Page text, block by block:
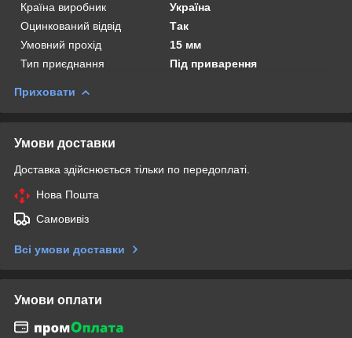
Країна виробник
Україна
Оцинкований відвід
Так
Умовний прохід
15 мм
Тип приєднання
Під приварення
Приховати
Умови доставки
Доставка здійснюється тільки по передоплаті.
Нова Пошта
Самовивіз
Всі умови доставки
Умови оплати